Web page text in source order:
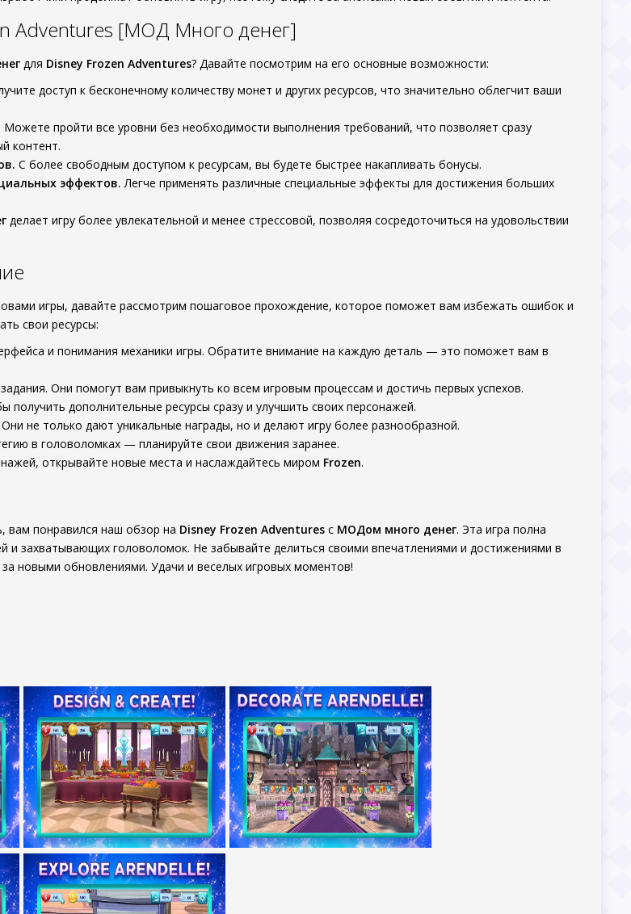
Adventures [МОД Много денег]
для Disney Frozen Adventures? Давайте посмотрим на его основные возможности:
доступ к бесконечному количеству монет и других ресурсов, что значительно облегчит ваши
Можете пройти все уровни без необходимости выполнения требований, что позволяет сразу
контент.
С более свободным доступом к ресурсам, вы будете быстрее накапливать бонусы.
эффектов. Легче применять различные специальные эффекты для достижения больших
делает игру более увлекательной и менее стрессовой, позволяя сосредоточиться на удовольствии
игры, давайте рассмотрим пошаговое прохождение, которое поможет вам избежать ошибок и
свои ресурсы:
и понимания механики игры. Обратите внимание на каждую деталь — это поможет вам в
Они помогут вам привыкнуть ко всем игровым процессам и достичь первых успехов.
дополнительные ресурсы сразу и улучшить своих персонажей.
не только дают уникальные награды, но и делают игру более разнообразной.
в головоломках — планируйте свои движения заранее.
открывайте новые места и наслаждайтесь миром Frozen.
вам понравился наш обзор на Disney Frozen Adventures с МОДом много денег. Эта игра полна
и захватывающих головоломок. Не забывайте делиться своими впечатлениями и достижениями в
новыми обновлениями. Удачи и веселых игровых моментов!